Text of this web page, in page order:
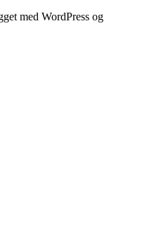
med WordPress og